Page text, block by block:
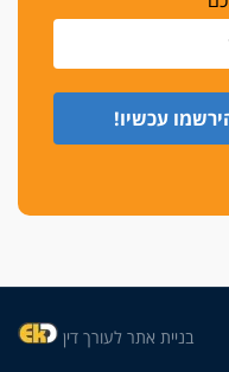
מינוי מנכ"ל
בר מצווה, שרי
בניית אתר לעורך דין